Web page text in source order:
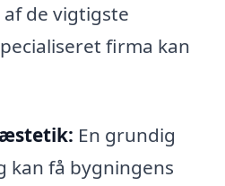
de vigtigste
firma kan
En grundig
kan få bygningens